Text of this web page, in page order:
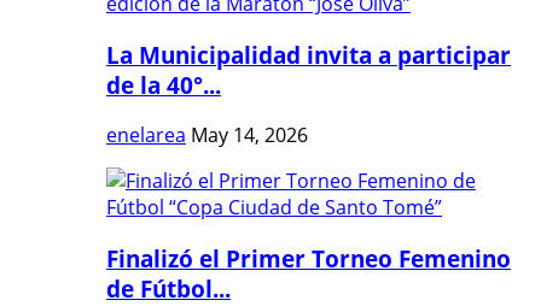
La Municipalidad invita a participar
de la 40°...
enelarea May 14, 2026
Finalizó el Primer Torneo Femenino
de Fútbol...